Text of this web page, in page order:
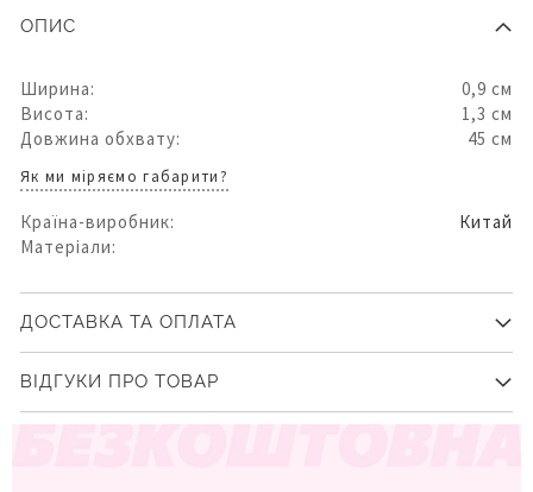
ОПИС
Ширина:
0,9 см
Висота:
1,3 см
Довжина обхвату:
45 см
Як ми міряємо габарити?
Країна-виробник:
Китай
Матеріали:
ДОСТАВКА ТА ОПЛАТА
ВІДГУКИ ПРО ТОВАР